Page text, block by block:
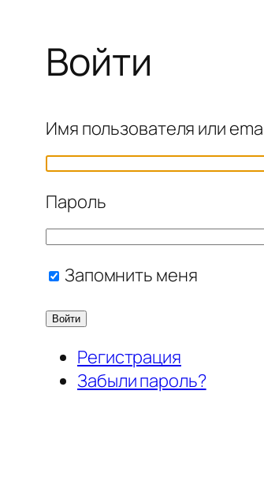
Войти
Имя пользователя или
Пароль
Запомнить меня
Войти
Регистрация
Забыли пароль?